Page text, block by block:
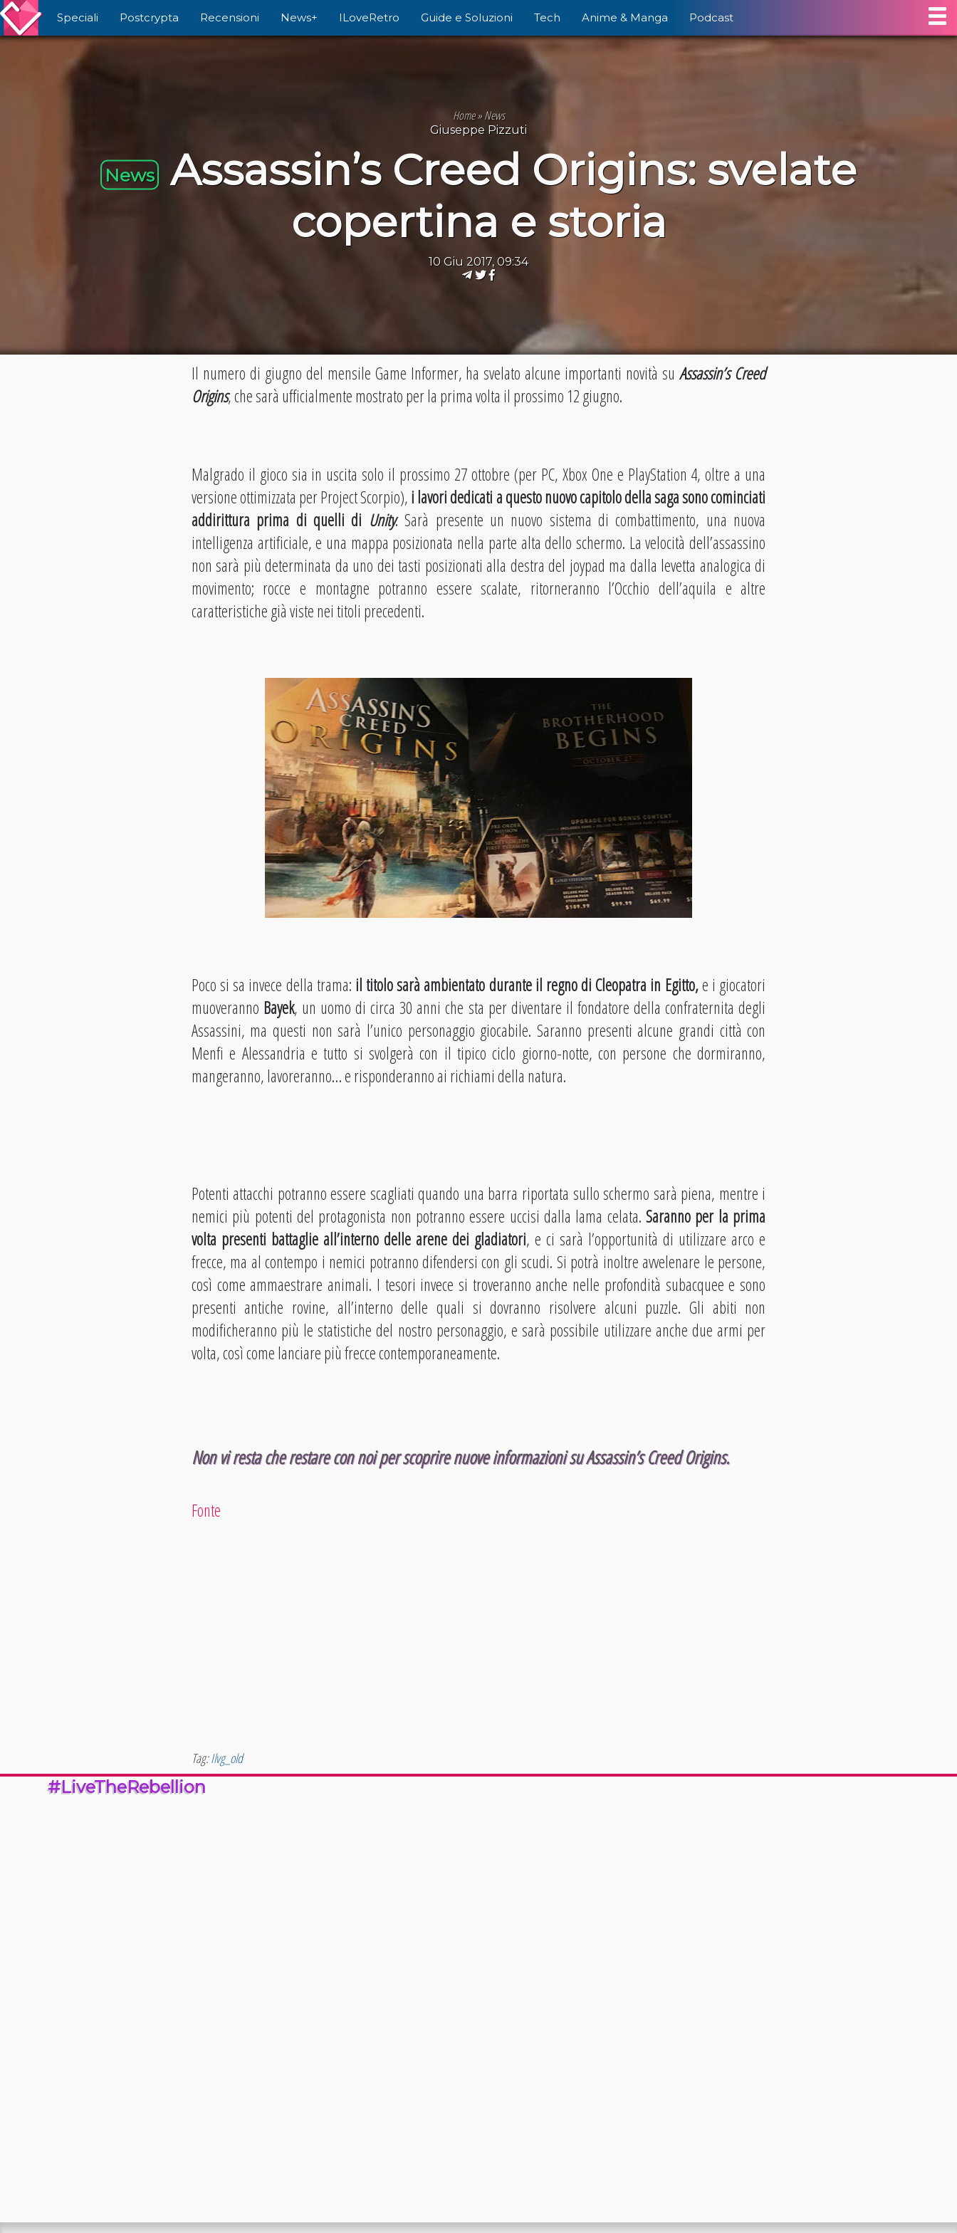
Speciali Postcrypta Recensioni News+ ILoveRetro Guide e Soluzioni Tech Anime & Manga Podcast
Home»News
Giuseppe Pizzuti
News
Assassin’s Creed Origins: svelate
copertina e storia
10 Giu 2017, 09:34
Il numero di giugno del mensile Game Informer, ha svelato alcune importanti novità suAssassin’s Creed
Origins, che sarà ufficialmente mostrato per la prima volta il prossimo 12 giugno.
Malgrado il gioco sia in uscita solo il prossimo 27 ottobre (per PC, Xbox One e PlayStation 4, oltre a una
versione ottimizzata per Project Scorpio),i lavori dedicati a questo nuovo capitolo della saga sono cominciati
addirittura prima di quelli di Unity. Sarà presente un nuovo sistema di combattimento, una nuova
intelligenza artificiale, e una mappa posizionata nella parte alta dello schermo. La velocità dell’assassino
non sarà più determinata da uno dei tasti posizionati alla destra del joypad ma dalla levetta analogica di
movimento; rocce e montagne potranno essere scalate, ritorneranno l’Occhio dell’aquila e altre
caratteristiche già viste nei titoli precedenti.
Poco si sa invece della trama: il titolo sarà ambientato durante il regno di Cleopatra in Egitto,e i giocatori
muoveranno Bayek, un uomo di circa 30 anni che sta per diventare il fondatore della confraternita degli
Assassini, ma questi non sarà l’unico personaggio giocabile. Saranno presenti alcune grandi città con
Menfi e Alessandria e tutto si svolgerà con il tipico ciclo giorno-notte, con persone che dormiranno,
mangeranno, lavoreranno… e risponderanno ai richiami della natura.
Potenti attacchi potranno essere scagliati quando una barra riportata sullo schermo sarà piena, mentre i
nemici più potenti del protagonista non potranno essere uccisi dalla lama celata. Saranno per la prima
volta presenti battaglie all’interno delle arene dei gladiatori, e ci sarà l’opportunità di utilizzare arco e
frecce, ma al contempo i nemici potranno difendersi con gli scudi. Si potrà inoltre avvelenare le persone,
così come ammaestrare animali. I tesori invece si troveranno anche nelle profondità subacquee e sono
presenti antiche rovine, all’interno delle quali si dovranno risolvere alcuni puzzle. Gli abiti non
modificheranno più le statistiche del nostro personaggio, e sarà possibile utilizzare anche due armi per
volta, così come lanciare più frecce contemporaneamente.
Non vi resta che restare con noi per scoprire nuove informazioni su Assassin’s Creed Origins.
Fonte
Tag:Ilvg_old
#LiveTheRebellion